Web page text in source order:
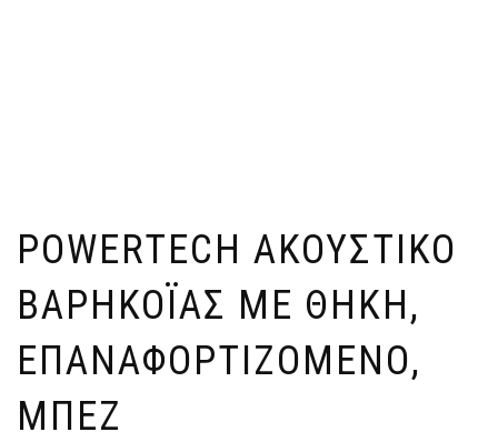
POWERTECH ΑΚΟΥΣΤΙΚΌ
ΒΑΡΗΚΟΪ́ΑΣ ΜΕ ΘΉΚΗ,
ΕΠΑΝΑΦΟΡΤΙΖΌΜΕΝΟ,
ΜΠΕΖ